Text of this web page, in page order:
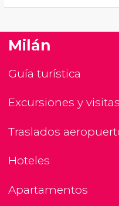
Milán
Guía turística
Excursiones y
Traslados
Hoteles
Apartamentos